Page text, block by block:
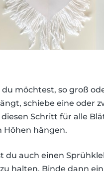
du möchtest, so groß
schiebe eine oder
Schritt für alle
Höhen hängen.
du auch einen
halten. Binde dann